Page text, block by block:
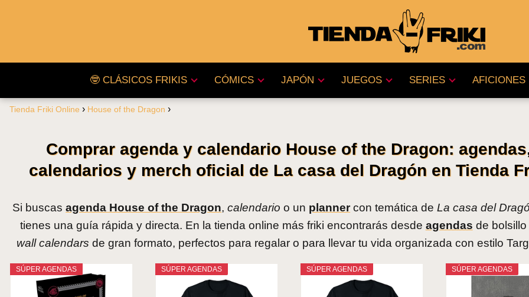
🤓 CLÁSICOS FRIKIS CÓMICS JAPÓN JUEGOS SERIES AFICIONES
Tienda Friki Online House of the Dragon
Comprar agenda y calendario House of the Dragon:
calendarios y merch oficial de La casa del Dragón en Tienda
Si buscasagenda House of the Dragon,calendario o un plannercon temática deLa casa del
tienes una guía rápida y directa. En la tienda online más friki encontrarás desde agendas de
wall calendars de gran formato, perfectos para regalar o para llevar tu vida organizada con estilo
SÚPER AGENDAS SÚPER AGENDAS SÚPER AGENDAS SÚPER AGENDAS